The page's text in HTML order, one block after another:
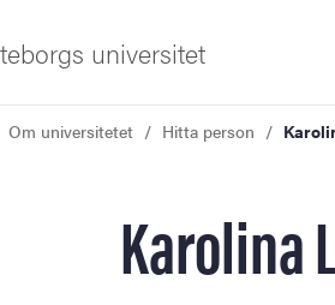
Studera
Forskning
universitet
Om universitetet Hitta person
Karolina